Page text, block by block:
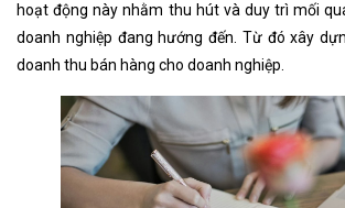
hoạt động này nhằm thu hút và duy trì mối
doanh nghiệp đang hướng đến. Từ đó xây
doanh thu bán hàng cho doanh nghiệp.